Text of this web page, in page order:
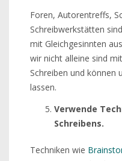
Foren, Autorentreffs,
Schreibwerkstätten
mit Gleichgesinnten
wir nicht alleine sind
Schreiben und können
lassen.
Verwende
Schreibens.
Techniken wie